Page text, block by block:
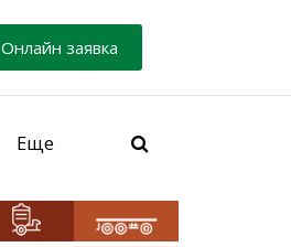
Онлайн заявка
Еще